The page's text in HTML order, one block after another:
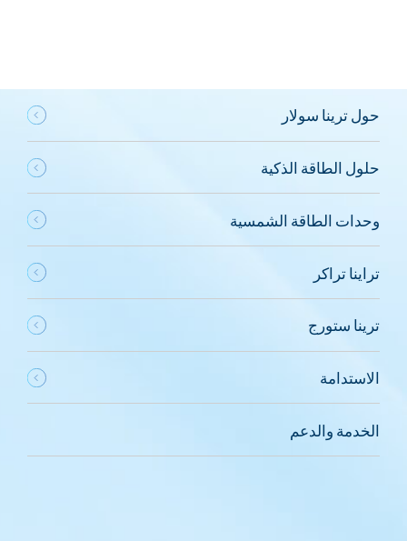
حول ترينا سولار
حلول الطاقة الذكية
وحدات الطاقة الشمسية
تراينا تراكر
ترينا ستورج
الاستدامة
الخدمة والدعم